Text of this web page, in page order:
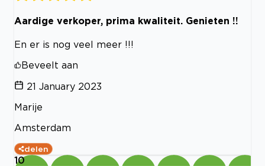
Aardige verkoper, prima kwaliteit. Genieten !!
En er is nog veel meer !!!
Beveelt aan
21 January 2023
Marije
Amsterdam
delen
10